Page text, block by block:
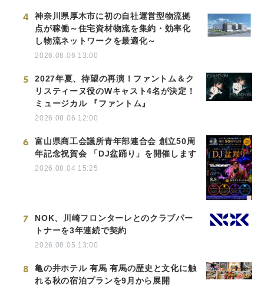
4
神奈川県厚木市に初の自社運営型物流拠
点が稼働～住宅資材物流を集約・効率化
し物流ネットワークを最適化～
2026.08.06 13:00
5
2027年夏、待望の再演！ファントム＆ク
リスティーヌ役のWキャスト4名が決定！
ミュージカル 『ファントム』
2026.08.06 12:00
6
富山県商工会議所青年部連合会 創立50周
年記念祝賀会 「DJ盆踊り」を開催します
2026.08.04 15:25
7
NOK、川崎フロンターレとのクラブパー
トナーを3年連続で契約
2026.08.05 13:00
8
亀の井ホテル 有馬 有馬の歴史と文化に触
れる秋の宿泊プランを9月から展開